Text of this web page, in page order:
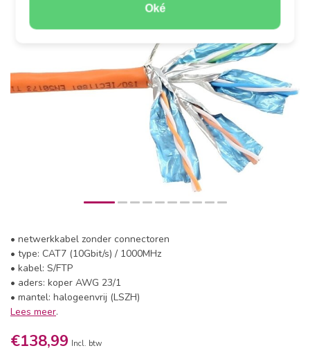
Oké
• netwerkkabel zonder connectoren
• type: CAT7 (10Gbit/s) / 1000MHz
• kabel: S/FTP
• aders: koper AWG 23/1
• mantel: halogeenvrij (LSZH)
Lees meer.
€138,99 Incl. btw